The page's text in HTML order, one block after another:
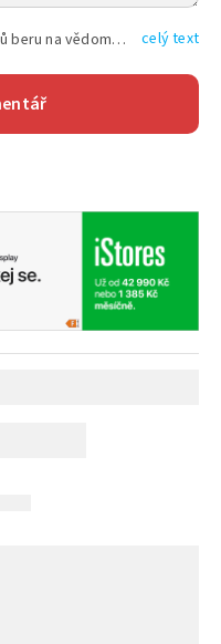
Vyplněním shora uvedených údajů beru na vědomí, že společnost TEXT FACTORY s.r.o., sídlem Brno, Durďákova 336/29, Černá Pole, PSČ: 613 00, IČ: 06157831, zapsané u Krajského soudu v Brně, oddíl C, vložka 100399, bude zpracovávat mé osobní údaje uvedené v rámci mnou vyplněného registračního formuláře na základě oprávněných zájmů TEXT FACTORY s.r.o. dle čl. 6 odst. 1 písm. f) GDPR a pro splnění právních povinností (čl. 6 odst. 1 písm. c) GDPR), a to pro tyto účely: nezbytnost zajistit oprávnění návštěvníka webových stránek provozovaných společností TEXT FACTORY s.r.o. přispívat aktivně ke zveřejněným článkům nebo v rámci diskusních fór a výkon práv TEXT FACTORY s.r.o. jako administrátora těchto diskusních fór. Více informací o zpracování osobních údajů a právech lze nalézt v celý text